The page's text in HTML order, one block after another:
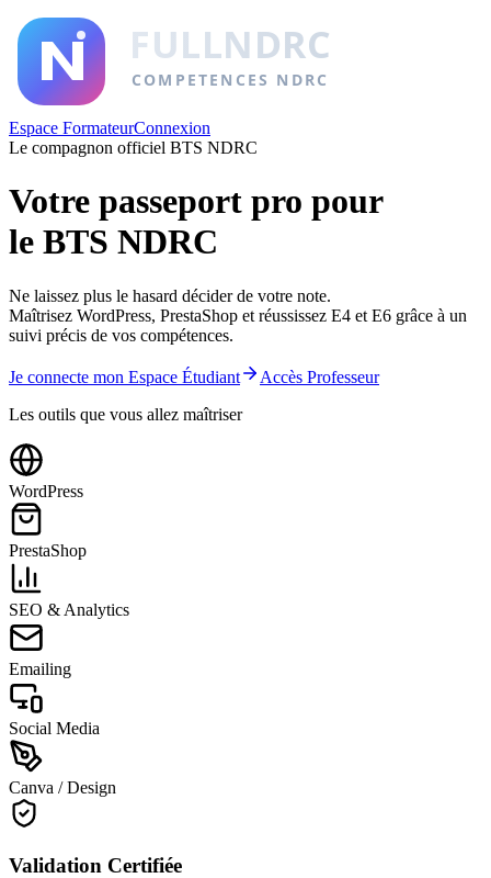
Espace FormateurConnexion
Le compagnon officiel BTS NDRC
Votre passeport pro pour
le BTS NDRC
Ne laissez plus le hasard décider de votre note.
Maîtrisez WordPress, PrestaShop et réussissez E4 et E6 grâce à un
suivi précis de vos compétences.
Je connecte mon Espace Étudiant
Accès Professeur
Les outils que vous allez maîtriser
WordPress
PrestaShop
SEO & Analytics
Emailing
Social Media
Canva / Design
Validation Certifiée